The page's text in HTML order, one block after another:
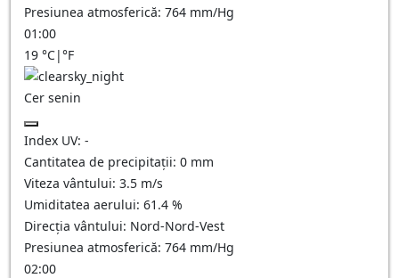
Presiunea atmosferică: 764 mm/Hg
01:00
19 °C|°F
Cer senin
Index UV: -
Cantitatea de precipitații: 0 mm
Viteza vântului: 3.5 m/s
Umiditatea aerului: 61.4 %
Direcția vântului: Nord-Nord-Vest
Presiunea atmosferică: 764 mm/Hg
02:00